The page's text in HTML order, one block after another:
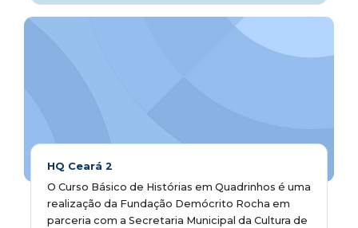
HQ Ceará 2
O Curso Básico de Histórias em Quadrinhos é uma
realização da Fundação Demócrito Rocha em
parceria com a Secretaria Municipal da Cultura de